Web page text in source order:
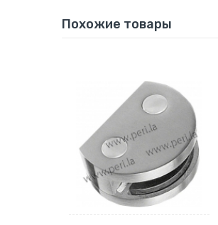
Похожие товары